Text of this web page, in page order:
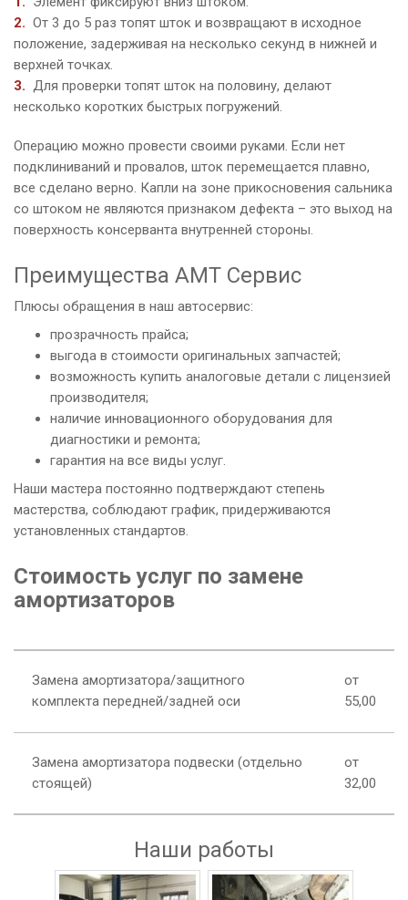
От 3 до 5 раз топят шток и возвращают в исходное
положение, задерживая на несколько секунд в нижней и
верхней точках.
Для проверки топят шток на половину, делают
несколько коротких быстрых погружений.
Операцию можно провести своими руками. Если нет
подклиниваний и провалов, шток перемещается плавно,
все сделано верно. Капли на зоне прикосновения сальника
со штоком не являются признаком дефекта – это выход на
поверхность консерванта внутренней стороны.
Преимущества АМТ Сервис
Плюсы обращения в наш автосервис:
прозрачность прайса;
выгода в стоимости оригинальных запчастей;
возможность купить аналоговые детали с лицензией
производителя;
наличие инновационного оборудования для
диагностики и ремонта;
гарантия на все виды услуг.
Наши мастера постоянно подтверждают степень
мастерства, соблюдают график, придерживаются
установленных стандартов.
Стоимость услуг по замене
амортизаторов
Замена амортизатора/защитного
комплекта передней/задней оси
от
55,00
Замена амортизатора подвески (отдельно
стоящей)
от
32,00
Наши работы